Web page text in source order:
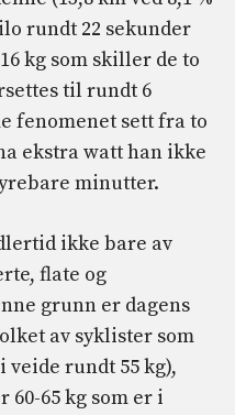
rundt 22 sekunder
kg som skiller de to
til rundt 6
fenomenet sett fra to
ekstra watt han ikke
minutter.
ikke bare av
flate og
grunn er dagens
av syklister som
rundt 55 kg),
65 kg som er i